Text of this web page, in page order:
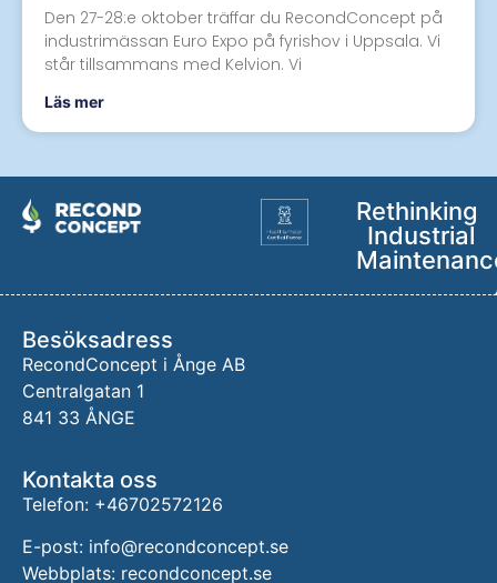
Den 27-28:e oktober träffar du RecondConcept på
industrimässan Euro Expo på fyrishov i Uppsala. Vi
står tillsammans med Kelvion. Vi
Läs mer
Rethinking
Industrial
Besöksadress
RecondConcept i Ånge AB
Centralgatan 1
841 33 ÅNGE
Kontakta oss
Telefon: +46702572126
E-post: info@recondconcept.se
Webbplats: recondconcept.se